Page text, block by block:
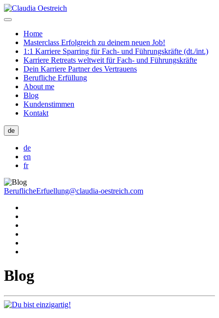
Home
Masterclass Erfolgreich zu deinem neuen Job!
1:1 Karriere Sparring für Fach- und Führungskräfte (dt./int.)
Karriere Retreats weltweit für Fach- und Führungskräfte
Dein Karriere Partner des Vertrauens
Berufliche Erfüllung
About me
Blog
Kundenstimmen
Kontakt
de
de
en
fr
BeruflicheErfuellung@claudia-oestreich.com
Blog